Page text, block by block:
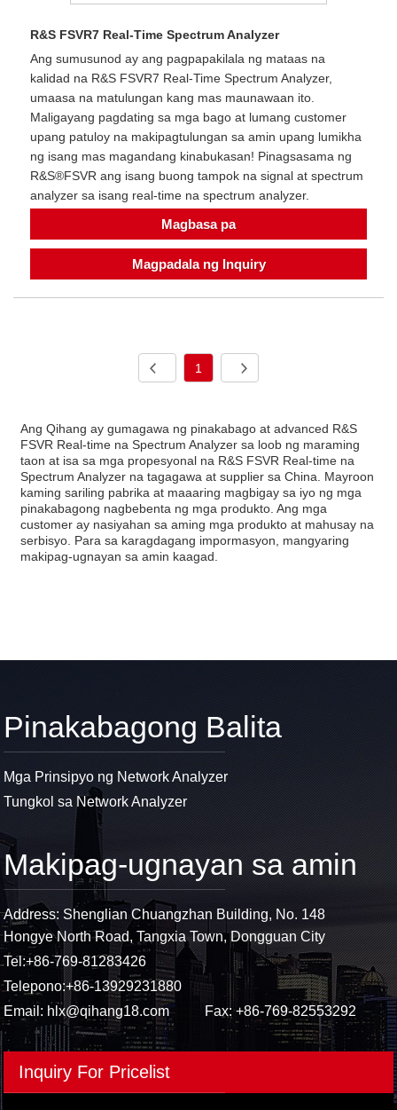
R&S FSVR7 Real-Time Spectrum Analyzer
Ang sumusunod ay ang pagpapakilala ng mataas na
kalidad na R&S FSVR7 Real-Time Spectrum Analyzer,
umaasa na matulungan kang mas maunawaan ito.
Maligayang pagdating sa mga bago at lumang customer
upang patuloy na makipagtulungan sa amin upang lumikha
ng isang mas magandang kinabukasan! Pinagsasama ng
R&S®FSVR ang isang buong tampok na signal at spectrum
analyzer sa isang real-time na spectrum analyzer.
Magbasa pa
Magpadala ng Inquiry
1
Ang Qihang ay gumagawa ng pinakabago at advanced R&S
FSVR Real-time na Spectrum Analyzer sa loob ng maraming
taon at isa sa mga propesyonal na R&S FSVR Real-time na
Spectrum Analyzer na tagagawa at supplier sa China. Mayroon
kaming sariling pabrika at maaaring magbigay sa iyo ng mga
pinakabagong nagbebenta ng mga produkto. Ang mga
customer ay nasiyahan sa aming mga produkto at mahusay na
serbisyo. Para sa karagdagang impormasyon, mangyaring
makipag-ugnayan sa amin kaagad.
Pinakabagong Balita
Mga Prinsipyo ng Network Analyzer
Tungkol sa Network Analyzer
Makipag-ugnayan sa amin
Address: Shenglian Chuangzhan Building, No. 148
Hongye North Road, Tangxia Town, Dongguan City
Tel:+86-769-81283426
Telepono:+86-13929231880
Email: hlx@qihang18.com Fax: +86-769-82553292
Inquiry For Pricelist